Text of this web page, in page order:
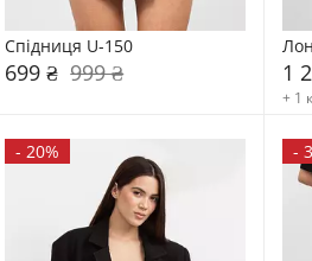
Спідниця U-150
699 ₴ 999 ₴ 1
+ 1
- 20% -